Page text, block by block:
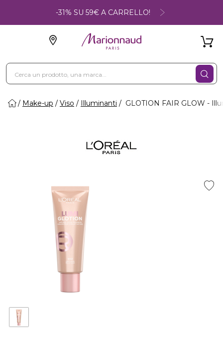
-31% SU 59€ A CARRELLO!
Make-up Viso Illuminanti GLOTION FAIR GLOW -